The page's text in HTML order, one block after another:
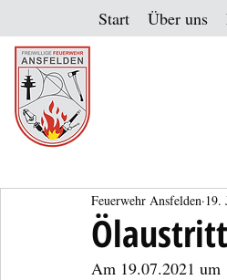
Start Über uns
Feuerwehr Ansfelden 19.
Am 19.07.2021